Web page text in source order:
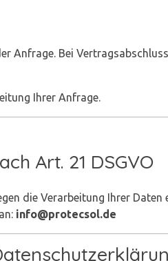
Anfrage. Bei
Ihrer Anfrage.
Art. 21 DSGVO
die Verarbeitung Ihrer
info@protecsol.de